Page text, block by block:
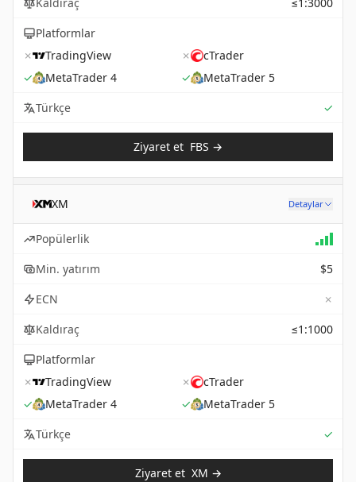
Platformlar
✗
TradingView ✗
cTrader
✓
MetaTrader 4 ✓
MetaTrader 5
Türkçe
✓
Ziyaret et FBS →
XM Detaylar
Popülerlik
Min. yatırım
$5
ECN
✗
Kaldıraç
≤1:1000
Platformlar
✗
TradingView ✗
cTrader
✓
MetaTrader 4 ✓
MetaTrader 5
Türkçe
✓
Ziyaret et XM →